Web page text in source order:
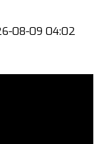
08-09 04:02